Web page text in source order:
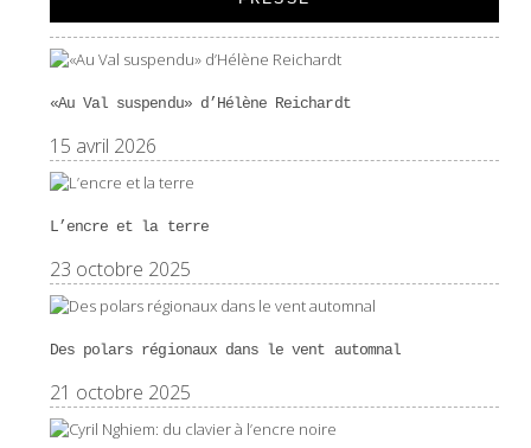
«Au Val suspendu» d’Hélène Reichardt
15 avril 2026
L’encre et la terre
23 octobre 2025
Des polars régionaux dans le vent automnal
21 octobre 2025